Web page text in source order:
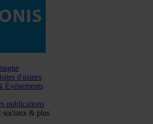
d'usines
Événements
publications
sociaux & plus